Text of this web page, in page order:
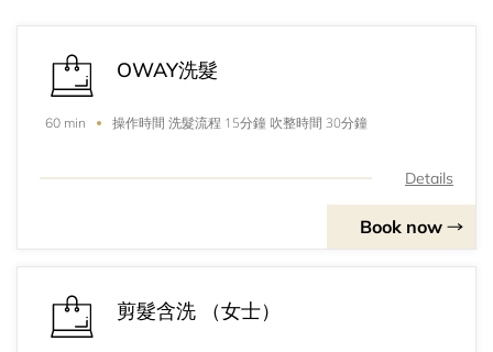
OWAY洗髮
60 min 操作時間 洗髮流程 15分鐘 吹整時間 30分鐘
Details
Book now
剪髮含洗 （女士）